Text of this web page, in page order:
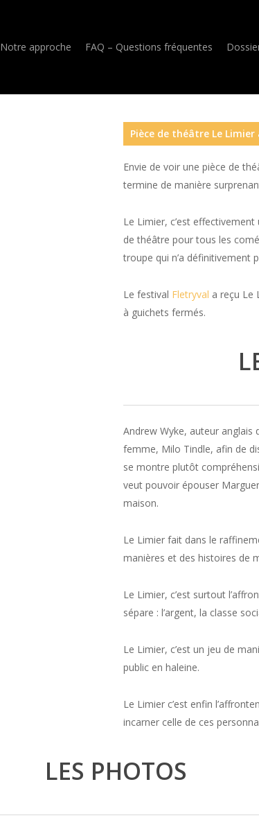
Notre approche FAQ – Questions fréquentes
Pièce de théâtre Le Limier
Envie de voir une pièce de
termine de manière
Le Limier, c’est
de théâtre pour tous les
troupe qui n’a définitivement
Le festival Fletryval a reçu Le
à guichets fermés.
Andrew Wyke, auteur anglais
femme, Milo Tindle, afin de
se montre plutôt
veut pouvoir épouser
maison.
Le Limier fait dans le
manières et des histoires de
Le Limier, c’est surtout
sépare : l’argent, la classe
Le Limier, c’est un jeu de
public en haleine.
Le Limier c’est enfin
incarner celle de ces
LES PHOTOS